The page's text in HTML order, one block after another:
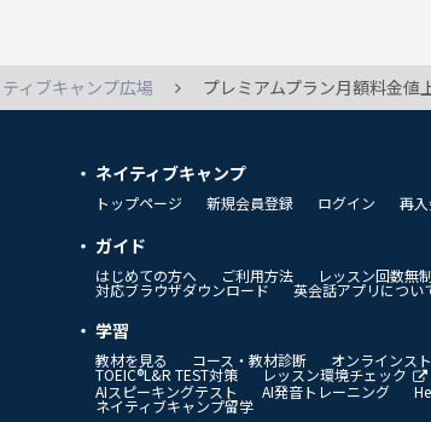
ィブキャンプ広場 プレミアムプラン月額料金値
ネイティブキャンプ
トップページ 新規会員登録 ログイン 再
ガイド
はじめての方へ ご利用方法 レッスン回数無
対応ブラウザダウンロード 英会話アプリについ
学習
教材を見る コース・教材診断 オンラインス
TOEIC®L&R TEST対策 レッスン環境チェック
AIスピーキングテスト
AI発音トレーニング
ネイティブキャンプ留学